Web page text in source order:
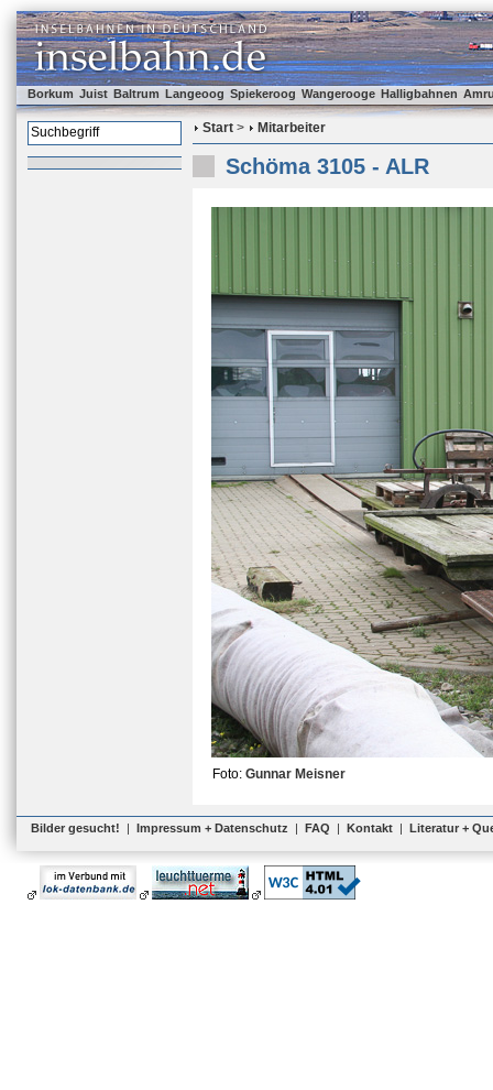
Borkum Juist Baltrum Langeoog Spiekeroog Wangerooge Halligbahnen
Start > Mitarbeiter
Schöma 3105 - ALR
Foto: Gunnar Meisner
Bilder gesucht! | Impressum + Datenschutz | FAQ | Kontakt | Literatur +